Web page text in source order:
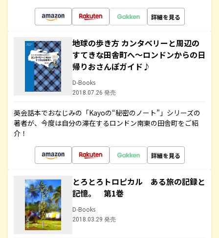
詳細を見る
地球の歩き方 カンタベリーと周辺の
すてきな田舎町へ～ロンドンからの日
帰りおさんぽガイド♪
D-Books
2018.07.26 発売
英会話本でおなじみの「Kayoの“秘密のノート”」シリーズの
著者が、今度は自分の滞在するロンドン南東の田舎町をご紹
介！
詳細を見る
とろとろトロピカル ある旅の記録と
記憶。 第1巻
D-Books
2018.03.29 発売